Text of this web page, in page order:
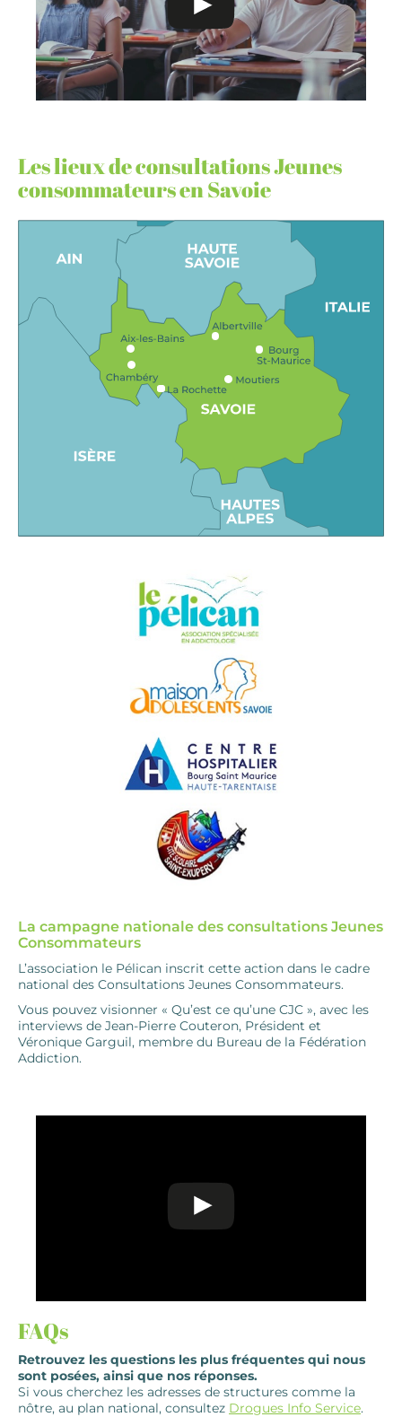
Les lieux de consultations Jeunes
consommateurs en Savoie
La campagne nationale des consultations Jeunes
Consommateurs
L’association le Pélican inscrit cette action dans le cadre
national des Consultations Jeunes Consommateurs.
Vous pouvez visionner « Qu’est ce qu’une CJC », avec les
interviews de Jean-Pierre Couteron, Président et
Véronique Garguil, membre du Bureau de la Fédération
Addiction.
FAQs
Retrouvez les questions les plus fréquentes qui nous
sont posées, ainsi que nos réponses.
Si vous cherchez les adresses de structures comme la
nôtre, au plan national, consultez Drogues Info Service.